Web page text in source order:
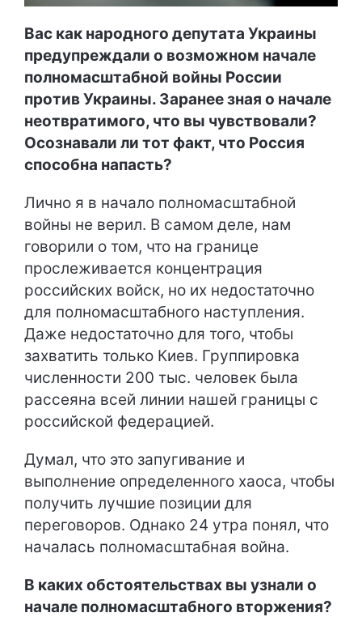
Вас как народного депутата Украины
предупреждали о возможном начале
полномасштабной войны России
против Украины. Заранее зная о начале
неотвратимого, что вы чувствовали?
Осознавали ли тот факт, что Россия
способна напасть?
Лично я в начало полномасштабной
войны не верил. В самом деле, нам
говорили о том, что на границе
прослеживается концентрация
российских войск, но их недостаточно
для полномасштабного наступления.
Даже недостаточно для того, чтобы
захватить только Киев. Группировка
численности 200 тыс. человек была
рассеяна всей линии нашей границы с
российской федерацией.
Думал, что это запугивание и
выполнение определенного хаоса, чтобы
получить лучшие позиции для
переговоров. Однако 24 утра понял, что
началась полномасштабная война.
В каких обстоятельствах вы узнали о
начале полномасштабного вторжения?